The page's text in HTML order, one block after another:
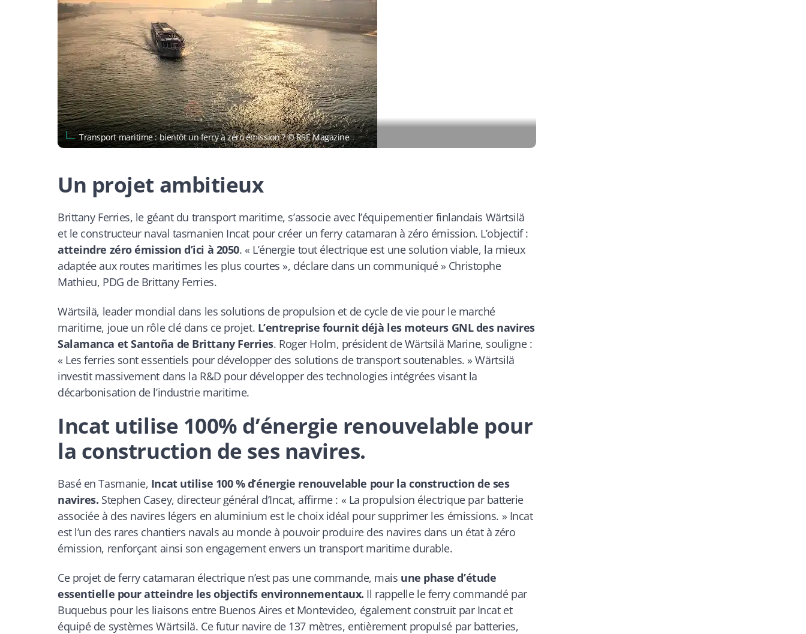
Transport maritime : bientôt un ferry à zéro émission ? © RSE Magazine
Un projet ambitieux
Brittany Ferries, le géant du transport maritime, s’associe avec l’équipementier finlandais Wärtsilä
et le constructeur naval tasmanien Incat pour créer un ferry catamaran à zéro émission. L’objectif :
atteindre zéro émission d’ici à 2050. « L’énergie tout électrique est une solution viable, la mieux
adaptée aux routes maritimes les plus courtes », déclare dans un communiqué » Christophe
Mathieu, PDG de Brittany Ferries.
Wärtsilä, leader mondial dans les solutions de propulsion et de cycle de vie pour le marché
maritime, joue un rôle clé dans ce projet. L’entreprise fournit déjà les moteurs GNL des navires
Salamanca et Santoña de Brittany Ferries. Roger Holm, président de Wärtsilä Marine, souligne :
« Les ferries sont essentiels pour développer des solutions de transport soutenables. » Wärtsilä
investit massivement dans la R&D pour développer des technologies intégrées visant la
décarbonisation de l’industrie maritime.
Incat utilise 100% d’énergie renouvelable pour
la construction de ses navires.
Basé en Tasmanie, Incat utilise 100 % d’énergie renouvelable pour la construction de ses
navires. Stephen Casey, directeur général d’Incat, affirme : « La propulsion électrique par batterie
associée à des navires légers en aluminium est le choix idéal pour supprimer les émissions. » Incat
est l’un des rares chantiers navals au monde à pouvoir produire des navires dans un état à zéro
émission, renforçant ainsi son engagement envers un transport maritime durable.
Ce projet de ferry catamaran électrique n’est pas une commande, mais une phase d’étude
essentielle pour atteindre les objectifs environnementaux. Il rappelle le ferry commandé par
Buquebus pour les liaisons entre Buenos Aires et Montevideo, également construit par Incat et
équipé de systèmes Wärtsilä. Ce futur navire de 137 mètres, entièrement propulsé par batteries,